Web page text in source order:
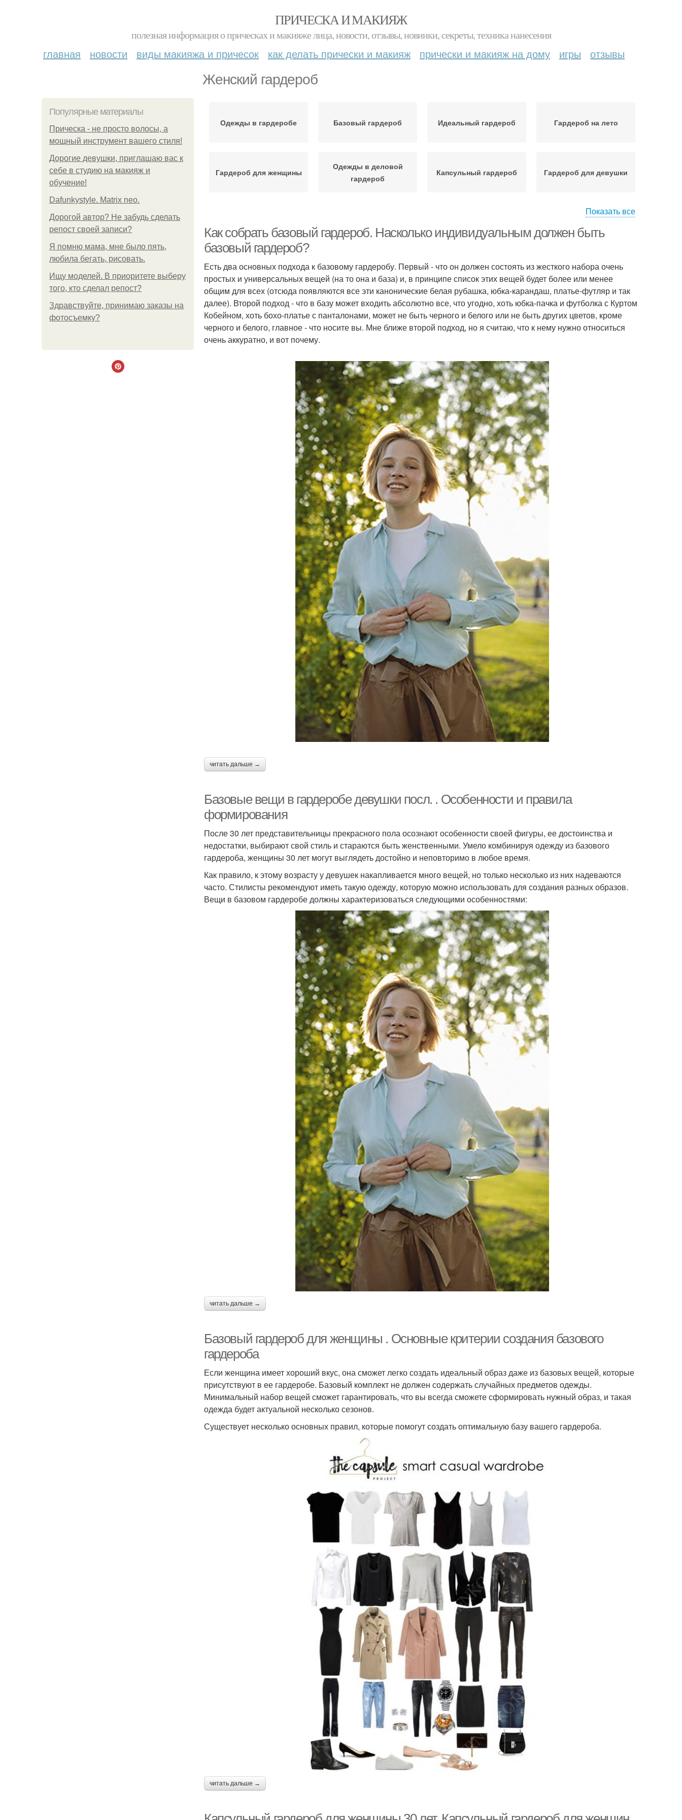
ПРИЧЕСКА И МАКИЯЖ
полезная информация о прическах и макияже лица, новости, отзывы, новинки, секреты, техника нанесения
главная новости виды макияжа и причесок как делать прически и макияж прически и макияж на дому игры отзывы
Женский гардероб
Популярные материалы
Прическа - не просто волосы, а
мощный инструмент вашего стиля!
Дорогие девушки, приглашаю вас к
себе в студию на макияж и
обучение!
Dafunkystyle. Matrix neo.
Дорогой автор? Не забудь сделать
репост своей записи?
Я помню мама, мне было пять,
любила бегать, рисовать.
Ищу моделей. В приоритете выберу
того, кто сделал репост?
Здравствуйте, принимаю заказы на
фотосъемку?
Одежды в гардеробе Базовый гардероб Идеальный гардероб Гардероб на лето
Гардероб для женщины
Одежды в деловой
гардероб
Капсульный гардероб Гардероб для девушки
Джинса в базовый
гардеробе
Ткани для базового
гардероба
Стильный гардероб Осенний гардероб Гардероб на осень
Гардероб с нуля Женская одежда Женские образа
Показать все
Как собрать базовый гардероб. Насколько индивидуальным должен быть
базовый гардероб?
Есть два основных подхода к базовому гардеробу. Первый - что он должен состоять из жесткого набора очень
простых и универсальных вещей (на то она и база) и, в принципе список этих вещей будет более или менее
общим для всех (отсюда появляются все эти канонические белая рубашка, юбка-карандаш, платье-футляр и так
далее). Второй подход - что в базу может входить абсолютно все, что угодно, хоть юбка-пачка и футболка с Куртом
Кобейном, хоть бохо-платье с панталонами, может не быть черного и белого или не быть других цветов, кроме
черного и белого, главное - что носите вы. Мне ближе второй подход, но я считаю, что к нему нужно относиться
очень аккуратно, и вот почему.
читать дальше →
Базовые вещи в гардеробе девушки посл. . Особенности и правила
формирования
После 30 лет представительницы прекрасного пола осознают особенности своей фигуры, ее достоинства и
недостатки, выбирают свой стиль и стараются быть женственными. Умело комбинируя одежду из базового
гардероба, женщины 30 лет могут выглядеть достойно и неповторимо в любое время.
Как правило, к этому возрасту у девушек накапливается много вещей, но только несколько из них надеваются
часто. Стилисты рекомендуют иметь такую одежду, которую можно использовать для создания разных образов.
Вещи в базовом гардеробе должны характеризоваться следующими особенностями:
читать дальше →
Базовый гардероб для женщины . Основные критерии создания базового
гардероба
Если женщина имеет хороший вкус, она сможет легко создать идеальный образ даже из базовых вещей, которые
присутствуют в ее гардеробе. Базовый комплект не должен содержать случайных предметов одежды.
Минимальный набор вещей сможет гарантировать, что вы всегда сможете сформировать нужный образ, и такая
одежда будет актуальной несколько сезонов.
Существует несколько основных правил, которые помогут создать оптимальную базу вашего гардероба.
читать дальше →